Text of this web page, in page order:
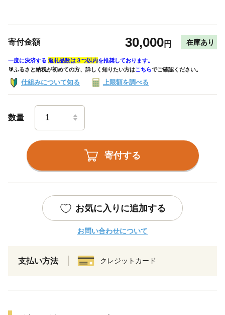
寄付金額 30,000円 在庫あり
一度に決済する 返礼品数は３つ以内を推奨しております。
🔰ふるさと納税が初めての方、詳しく知りたい方はこちらでご確認ください。
仕組みについて知る 上限額を調べる
数量
寄付する
お気に入りに追加する
お問い合わせについて
支払い方法 クレジットカード